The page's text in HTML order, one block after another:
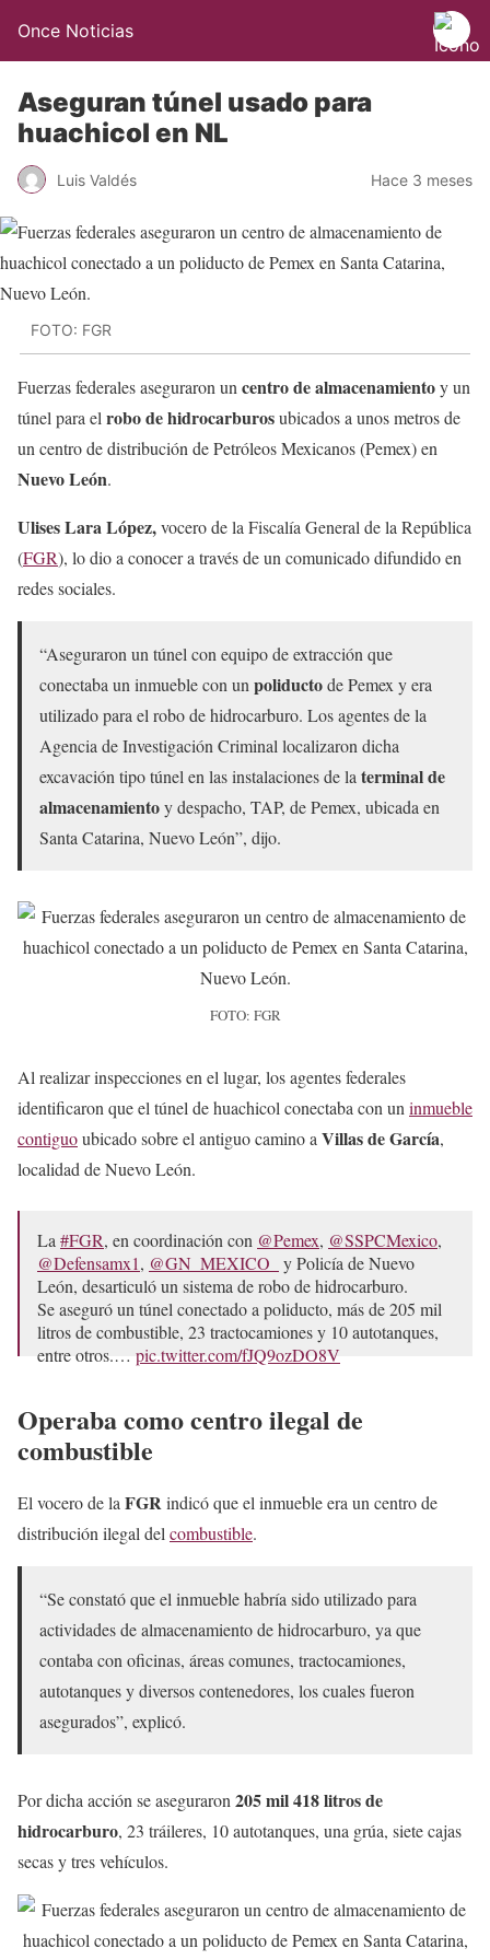
Once Noticias
Aseguran túnel usado para
huachicol en NL
Luis Valdés Hace 3 meses
FOTO: FGR
Fuerzas federales aseguraron un centro de almacenamientoy un
túnel para el robo de hidrocarburosubicados a unos metros de
un centro de distribución de Petróleos Mexicanos (Pemex) en
Nuevo León.
Ulises Lara López,vocero de la Fiscalía General de la República
(FGR), lo dio a conocer a través de un comunicado difundido en
redes sociales.
“Aseguraron un túnel con equipo de extracción que
conectaba un inmueble con un poliductode Pemex y era
utilizado para el robo de hidrocarburo. Los agentes de la
Agencia de Investigación Criminal localizaron dicha
excavación tipo túnel en las instalaciones de la terminal de
almacenamientoy despacho, TAP, de Pemex, ubicada en
Santa Catarina, Nuevo León”, dijo.
FOTO: FGR
Al realizar inspecciones en el lugar, los agentes federales
identificaron que el túnel de huachicol conectaba con uninmueble
contiguoubicado sobre el antiguo camino aVillas de García,
localidad de Nuevo León.
La#FGR, en coordinación con @Pemex, @SSPCMexico,
@Defensamx1, @GN_MEXICO_
y Policía de Nuevo
León, desarticuló un sistema de robo de hidrocarburo.
Se aseguró un túnel conectado a poliducto, más de 205 mil
litros de combustible, 23 tractocamiones y 10 autotanques,
entre otros.… pic.twitter.com/fJQ9ozDO8V
Operaba como centro ilegal de
combustible
El vocero de la FGRindicó que el inmueble era un centro de
distribución ilegal del combustible.
“Se constató que el inmueble habría sido utilizado para
actividades de almacenamiento de hidrocarburo, ya que
contaba con oficinas, áreas comunes, tractocamiones,
autotanques y diversos contenedores, los cuales fueron
asegurados”, explicó.
Por dicha acción se aseguraron 205 mil 418 litros de
hidrocarburo, 23 tráileres, 10 autotanques, una grúa, siete cajas
secas y tres vehículos.